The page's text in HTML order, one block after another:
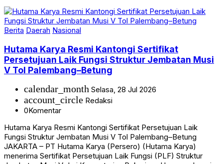
Berita Daerah Nasional
Hutama Karya Resmi Kantongi Sertifikat
Persetujuan Laik Fungsi Struktur Jembatan Musi
V Tol Palembang–Betung
calendar_month Selasa, 28 Jul 2026
account_circle Redaksi
0Komentar
Hutama Karya Resmi Kantongi Sertifikat Persetujuan Laik
Fungsi Struktur Jembatan Musi V Tol Palembang–Betung
JAKARTA – PT Hutama Karya (Persero) (Hutama Karya)
menerima Sertifikat Persetujuan Laik Fungsi (PLF) Struktur